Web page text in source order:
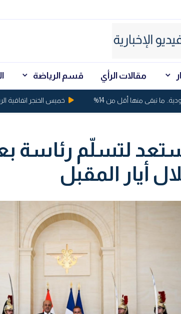
مقالات الرأي قسم الرياضة
تبقى منها أقل من 14% خميس الخنجر اتفاقية
لتسلّم رئاسة
أيار المقبل